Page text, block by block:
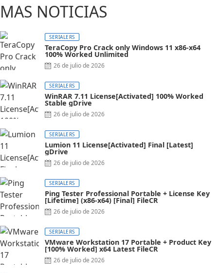
MAS NOTICIAS
SERIALERS
TeraCopy Pro Crack only Windows 11 x86-x64
100% Worked Unlimited
26 de julio de 2026
SERIALERS
WinRAR 7.11 License[Activated] 100% Worked
Stable gDrive
26 de julio de 2026
SERIALERS
Lumion 11 License[Activated] Final [Latest]
gDrive
26 de julio de 2026
SERIALERS
Ping Tester Professional Portable + License Key
[Lifetime] (x86-x64) [Final] FileCR
26 de julio de 2026
SERIALERS
VMware Workstation 17 Portable + Product Key
[100% Worked] x64 Latest FileCR
26 de julio de 2026